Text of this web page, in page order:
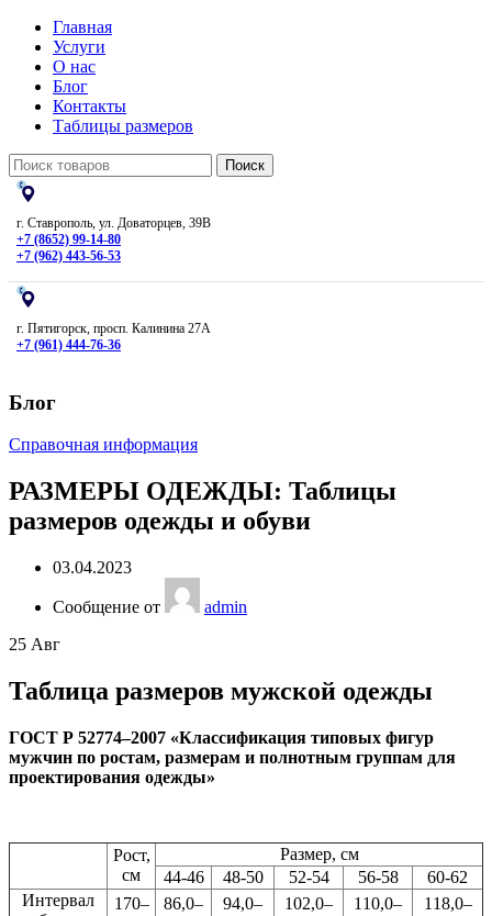
Главная
Услуги
О нас
Блог
Контакты
Таблицы размеров
Поиск
г. Ставрополь, ул. Доваторцев, 39В
+7 (8652) 99-14-80
+7 (962) 443-56-53
г. Пятигорск, просп. Калинина 27А
+7 (961) 444-76-36
Блог
Справочная информация
РАЗМЕРЫ ОДЕЖДЫ: Таблицы
размеров одежды и обуви
03.04.2023
Сообщение от
admin
25 Авг
Таблица размеров мужской одежды
ГОСТ Р 52774–2007 «Классификация типовых фигур
мужчин по ростам, размерам и полнотным группам для
проектирования одежды»
Рост,
см
Размер, см
44-46
48-50 52-54 56-58
60-62
Интервал
170–
86,0–
94,0–
102,0–
110,0–
118,0–